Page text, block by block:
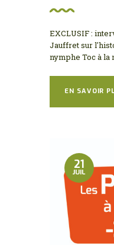
EXCLUSIF :
Jauffret sur
nymphe Toc à la
EN SAVOIR
21
JUIL